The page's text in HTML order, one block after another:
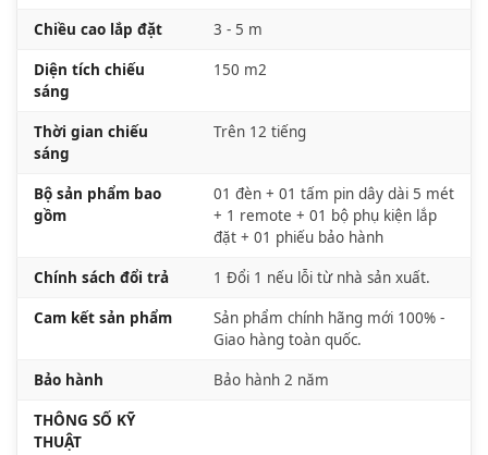
Chiều cao lắp đặt 3 - 5 m
Diện tích chiếu
sáng
150 m2
Thời gian chiếu
sáng
Trên 12 tiếng
Bộ sản phẩm bao
gồm
01 đèn + 01 tấm pin dây dài 5 mét
+ 1 remote + 01 bộ phụ kiện lắp
đặt + 01 phiếu bảo hành
Chính sách đổi trả 1 Đổi 1 nếu lỗi từ nhà sản xuất.
Cam kết sản phẩm
Sản phẩm chính hãng mới 100% -
Giao hàng toàn quốc.
Bảo hành Bảo hành 2 năm
THÔNG SỐ KỸ
THUẬT